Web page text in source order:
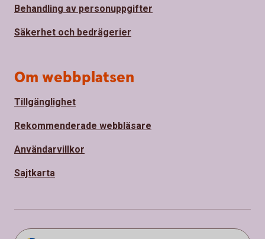
Behandling av personuppgifter
Säkerhet och bedrägerier
Om webbplatsen
Tillgänglighet
Rekommenderade webbläsare
Användarvillkor
Sajtkarta